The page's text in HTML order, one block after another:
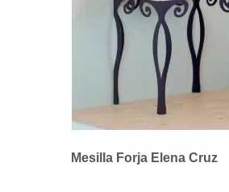
Mesilla Forja Elena Cruz